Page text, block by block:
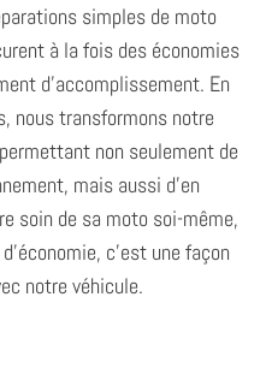
simples de moto
à la fois des économies
d’accomplissement. En
nous transformons notre
non seulement de
mais aussi d’en
soin de sa moto soi-même,
c’est une façon
notre véhicule.